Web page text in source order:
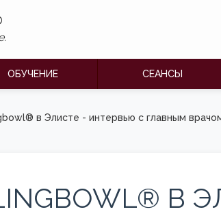
ОБУЧЕНИЕ СЕАНСЫ
в Элисте - интервью с главным
В